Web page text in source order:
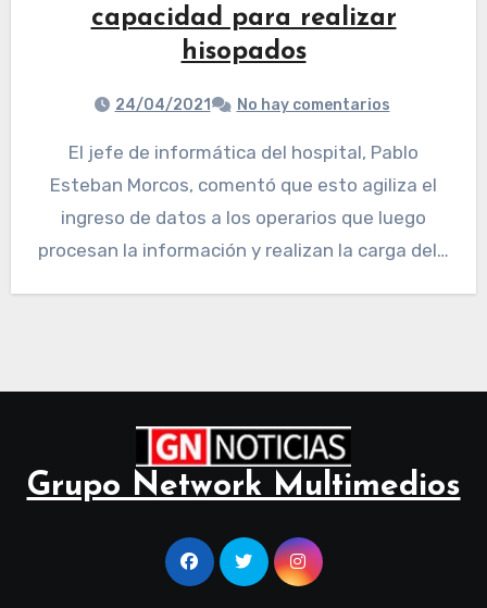
capacidad para realizar
hisopados
24/04/2021 No hay comentarios
El jefe de informática del hospital, Pablo
Esteban Morcos, comentó que esto agiliza el
ingreso de datos a los operarios que luego
procesan la información y realizan la carga del…
Grupo Network Multimedios